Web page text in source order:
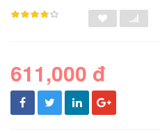
611,000 đ